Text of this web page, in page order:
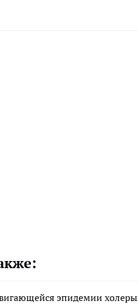
эпидемии холеры